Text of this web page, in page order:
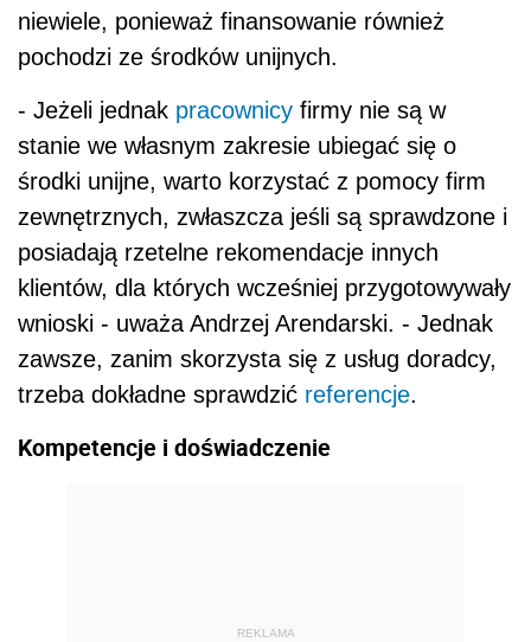
niewiele, ponieważ finansowanie również
pochodzi ze środków unijnych.
- Jeżeli jednak pracownicy firmy nie są w
stanie we własnym zakresie ubiegać się o
środki unijne, warto korzystać z pomocy firm
zewnętrznych, zwłaszcza jeśli są sprawdzone i
posiadają rzetelne rekomendacje innych
klientów, dla których wcześniej przygotowywały
wnioski - uważa Andrzej Arendarski. - Jednak
zawsze, zanim skorzysta się z usług doradcy,
trzeba dokładne sprawdzić referencje.
Kompetencje i doświadczenie
REKLAMA